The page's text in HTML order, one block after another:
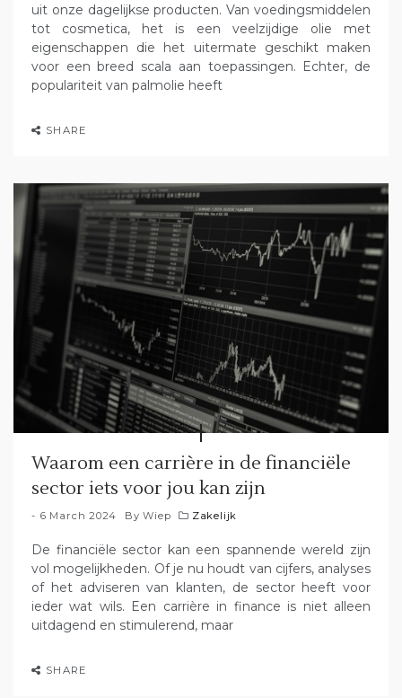
uit onze dagelijkse producten. Van voedingsmiddelen
tot cosmetica, het is een veelzijdige olie met
eigenschappen die het uitermate geschikt maken
voor een breed scala aan toepassingen. Echter, de
populariteit van palmolie heeft
SHARE
Waarom een carrière in de financiële
sector iets voor jou kan zijn
6 March 2024 ByWiep Zakelijk
De financiële sector kan een spannende wereld zijn
vol mogelijkheden. Of je nu houdt van cijfers, analyses
of het adviseren van klanten, de sector heeft voor
ieder wat wils. Een carrière in finance is niet alleen
uitdagend en stimulerend, maar
SHARE